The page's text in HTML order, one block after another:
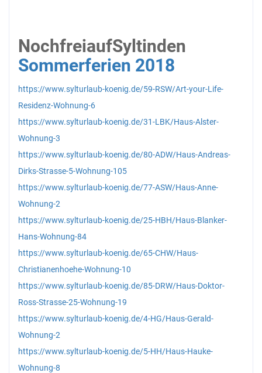
NochfreiaufSyltinden
Sommerferien 2018
https://www.sylturlaub-koenig.de/59-RSW/Art-your-Life-
Residenz-Wohnung-6
https://www.sylturlaub-koenig.de/31-LBK/Haus-Alster-
Wohnung-3
https://www.sylturlaub-koenig.de/80-ADW/Haus-Andreas-
Dirks-Strasse-5-Wohnung-105
https://www.sylturlaub-koenig.de/77-ASW/Haus-Anne-
Wohnung-2
https://www.sylturlaub-koenig.de/25-HBH/Haus-Blanker-
Hans-Wohnung-84
https://www.sylturlaub-koenig.de/65-CHW/Haus-
Christianenhoehe-Wohnung-10
https://www.sylturlaub-koenig.de/85-DRW/Haus-Doktor-
Ross-Strasse-25-Wohnung-19
https://www.sylturlaub-koenig.de/4-HG/Haus-Gerald-
Wohnung-2
https://www.sylturlaub-koenig.de/5-HH/Haus-Hauke-
Wohnung-8